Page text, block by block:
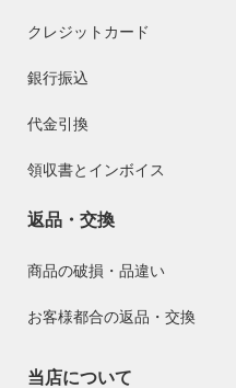
クレジットカード
銀行振込
代金引換
領収書とインボイス
返品・交換
商品の破損・品違い
お客様都合の返品・交換
当店について